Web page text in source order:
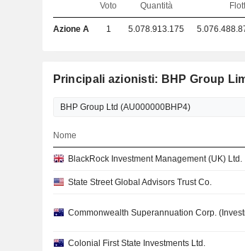
Voto Quantità
Azione A 1 5.078.913.175
Principali azionisti: BHP Group
Nome
BlackRock Investment Management (UK) Ltd.
State Street Global Advisors Trust Co.
Commonwealth Superannuation Corp.
Colonial First State Investments Ltd.